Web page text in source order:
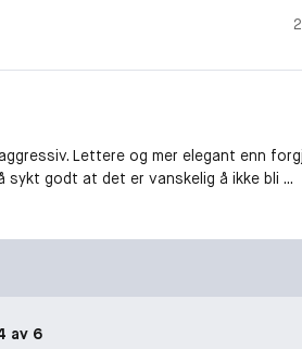
Lettere og mer elegant enn
sykt godt at det er vanskelig å ikke bli ...
av 6